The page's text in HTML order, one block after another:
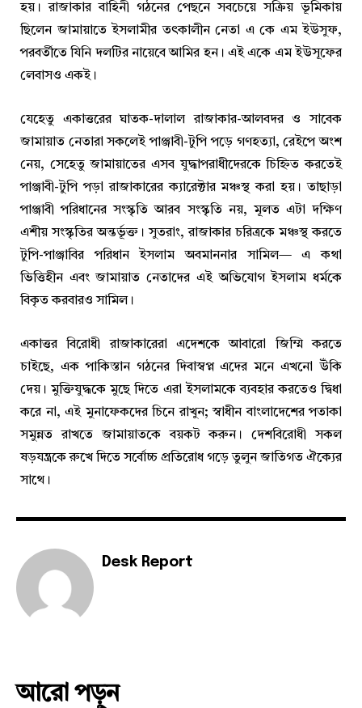
হয়। রাজাকার বাহিনী গঠনের পেছনে সবচেয়ে সক্রিয় ভূমিকায়
ছিলেন জামায়াতে ইসলামীর তৎকালীন নেতা এ কে এম ইউসুফ,
পরবর্তীতে যিনি দলটির নায়েবে আমির হন। এই একে এম ইউসূফের
লেবাসও একই।
যেহেতু একাত্তরের ঘাতক-দালাল রাজাকার-আলবদর ও সাবেক
জামায়াত নেতারা সকলেই পাঞ্জাবী-টুপি পড়ে গণহত্যা, রেইপে অংশ
নেয়, সেহেতু জামায়াতের এসব যুদ্ধাপরাধীদেরকে চিহ্নিত করতেই
পাঞ্জাবী-টুপি পড়া রাজাকারের ক্যারেক্টার মঞ্চস্থ করা হয়। তাছাড়া
পাঞ্জাবী পরিধানের সংস্কৃতি আরব সংস্কৃতি নয়, মূলত এটা দক্ষিণ
এশীয় সংস্কৃতির অন্তর্ভূক্ত। সুতরাং, রাজাকার চরিত্রকে মঞ্চস্থ করতে
টুপি-পাঞ্জাবির পরিধান ইসলাম অবমাননার সামিল— এ কথা
ভিত্তিহীন এবং জামায়াত নেতাদের এই অভিযোগ ইসলাম ধর্মকে
বিকৃত করবারও সামিল।
একাত্তর বিরোধী রাজাকারেরা এদেশকে আবারো জিম্মি করতে
চাইছে, এক পাকিস্তান গঠনের দিবাস্বপ্ন এদের মনে এখনো উঁকি
দেয়। মুক্তিযুদ্ধকে মুছে দিতে এরা ইসলামকে ব্যবহার করতেও দ্বিধা
করে না, এই মুনাফেকদের চিনে রাখুন; স্বাধীন বাংলাদেশের পতাকা
সমুন্নত রাখতে জামায়াতকে বয়কট করুন। দেশবিরোধী সকল
ষড়যন্ত্রকে রুখে দিতে সর্বোচ্চ প্রতিরোধ গড়ে তুলুন জাতিগত ঐক্যের
সাথে।
Desk Report
আরো পড়ুন